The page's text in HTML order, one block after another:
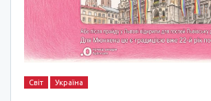
Світ Україна